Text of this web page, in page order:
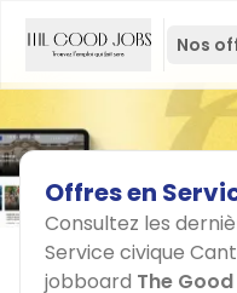
Nos
Offresen
Consultez les
Service civique
jobboard The